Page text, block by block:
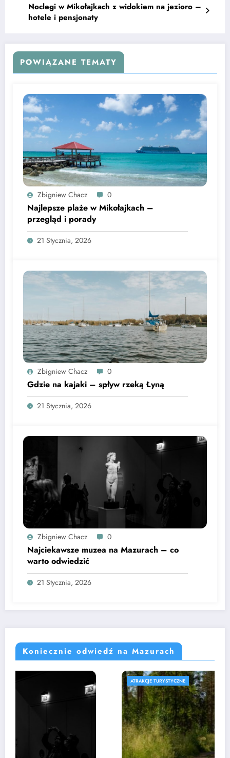
Noclegi w Mikołajkach z widokiem na jezioro –
hotele i pensjonaty
POWIĄZANE TEMATY
Zbigniew Chacz 0
Najlepsze plaże w Mikołajkach –
przegląd i porady
21 Stycznia, 2026
Zbigniew Chacz 0
Gdzie na kajaki – spływ rzeką Łyną
21 Stycznia, 2026
Zbigniew Chacz 0
Najciekawsze muzea na Mazurach – co
warto odwiedzić
21 Stycznia, 2026
Koniecznie odwiedź na Mazurach